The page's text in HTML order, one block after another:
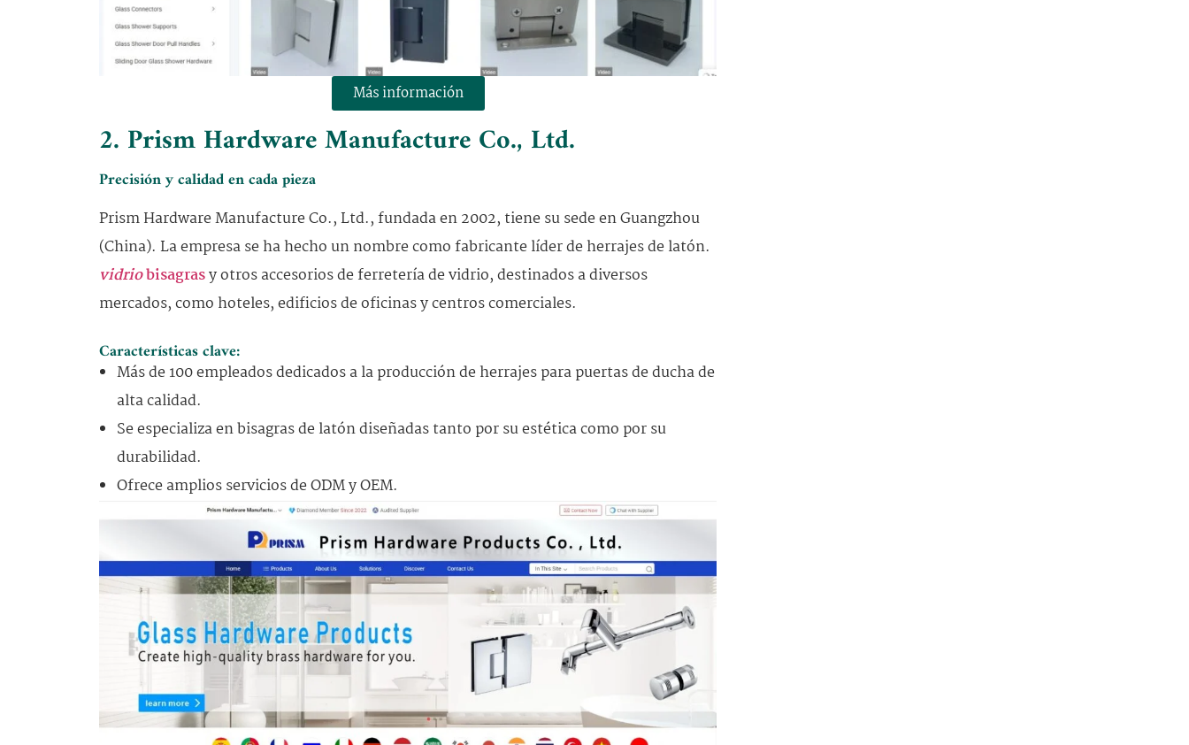
Más información
2. Prism Hardware Manufacture Co., Ltd.
Precisión y calidad en cada pieza
Prism Hardware Manufacture Co., Ltd., fundada en 2002, tiene su sede en Guangzhou
(China). La empresa se ha hecho un nombre como fabricante líder de herrajes de latón.
vidriobisagrasy otros accesorios de ferretería de vidrio, destinados a diversos
mercados, como hoteles, edificios de oficinas y centros comerciales.
Características clave:
Más de 100 empleados dedicados a la producción de herrajes para puertas de ducha de
alta calidad.
Se especializa en bisagras de latón diseñadas tanto por su estética como por su
durabilidad.
Ofrece amplios servicios de ODM y OEM.